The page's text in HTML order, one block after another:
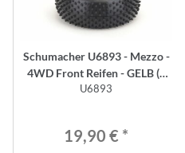
Schumacher U6893 - Mezzo -
4WD Front Reifen - GELB (2
Stück)
U6893
19,90 € *